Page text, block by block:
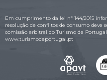
Em cumprimento da lei nº 144/2015
resolução de conflitos de consumo deve
comissão arbitral do Turismo de Portugal
www.turismodeportugal.pt